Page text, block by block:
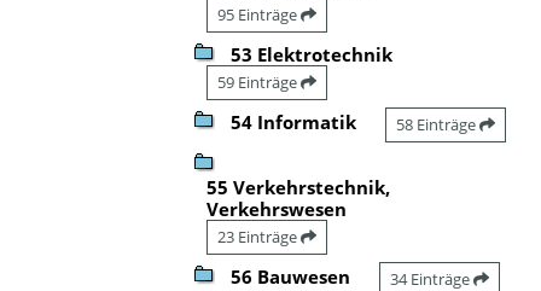
95 Einträge
53 Elektrotechnik
59 Einträge
54 Informatik 58 Einträge
55 Verkehrstechnik,
Verkehrswesen
23 Einträge
56 Bauwesen 34 Einträge